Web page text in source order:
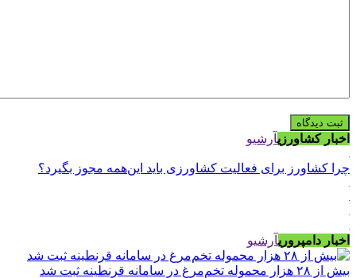
اخبار کشاورزیآرشیو
چرا کشاورز برای فعالیت کشاورزی باید این‌همه مجوز بگیرد؟
اخبار دامپروریآرشیو
بیش از ۲۸ هزار محموله تخم‌مرغ در سامانه قرنطینه ثبت شد